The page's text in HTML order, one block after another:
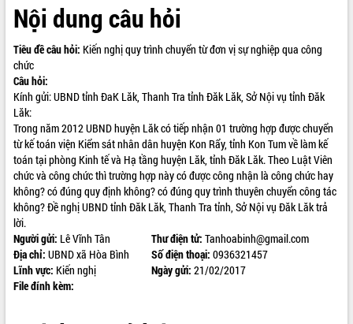
TIN TỨC SỰ KIỆN
SỞ, BAN, NGÀNH
UBND CÁC XÃ, PHƯỜNG
THÔNG TIN CHỈ ĐẠO ĐIỀU HÀNH
HỆ THỐNG VĂN BẢN
VĂN BẢN HĐND TỈNH
ĐIỂM TIN VĂN BẢN
QUY HOẠCH - KẾ HOẠCH
Nội dung câu hỏi
Tiêu đề câu hỏi: Kiến nghị quy trình chuyển từ đơn vị sự nghiệp qua công
chức
Câu hỏi:
Kính gửi: UBND tỉnh ĐaK Lăk, Thanh Tra tỉnh Đăk Lăk, Sở Nội vụ tỉnh Đăk
Lăk:
Trong năm 2012 UBND huyện Lăk có tiếp nhận 01 trường hợp được chuyển
từ kế toán viện Kiểm sát nhân dân huyện Kon Rẩy, tỉnh Kon Tum về làm kế
toán tại phòng Kinh tế và Hạ tầng huyện Lăk, tỉnh Đăk Lăk. Theo Luật Viên
chức và công chức thì trường hợp này có được công nhận là công chức hay
không? có đúng quy định không? có đúng quy trình thuyên chuyển công tác
không? Đề nghị UBND tỉnh Đăk Lăk, Thanh Tra tỉnh, Sở Nội vụ Đăk Lăk trả
lời.
Người gửi: Lê Vĩnh Tân Thư điện tử: Tanhoabinh@gmail.com
Địa chỉ: UBND xã Hòa Bình Số điện thoại: 0936321457
Lĩnh vực: Kiến nghị Ngày gửi: 21/02/2017
File đính kèm: